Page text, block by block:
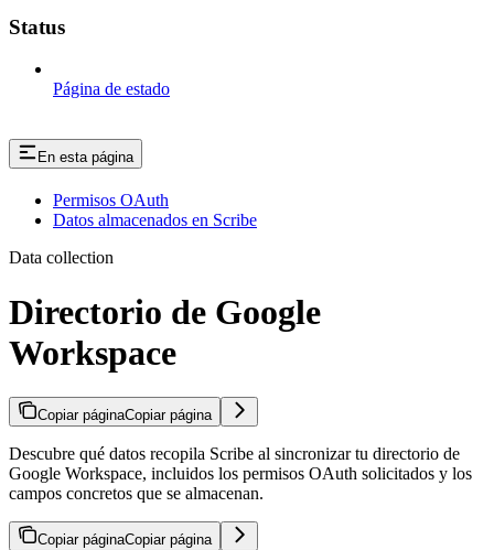
Status
Página de estado
En esta página
Permisos OAuth
Datos almacenados en Scribe
Data collection
Directorio de Google
Workspace
Copiar páginaCopiar página
Descubre qué datos recopila Scribe al sincronizar tu directorio de
Google Workspace, incluidos los permisos OAuth solicitados y los
campos concretos que se almacenan.
Copiar páginaCopiar página